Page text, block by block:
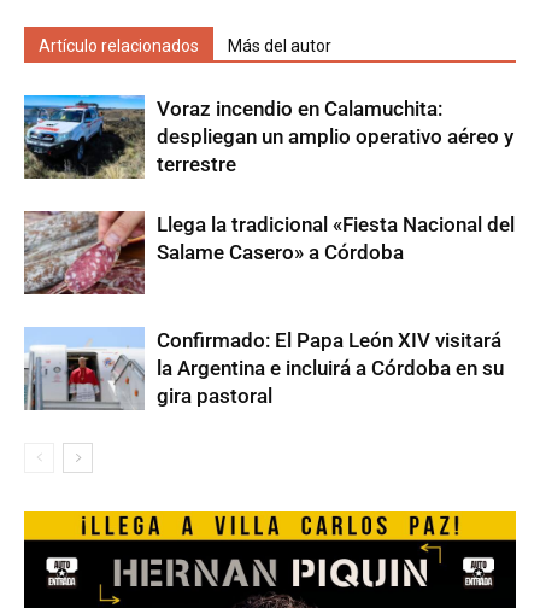
Artículo relacionados Más del autor
Voraz incendio en Calamuchita:
despliegan un amplio operativo aéreo y
terrestre
Llega la tradicional «Fiesta Nacional del
Salame Casero» a Córdoba
Confirmado: El Papa León XIV visitará
la Argentina e incluirá a Córdoba en su
gira pastoral